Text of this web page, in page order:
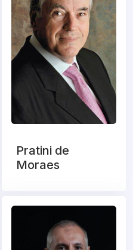
Pratini de
Moraes